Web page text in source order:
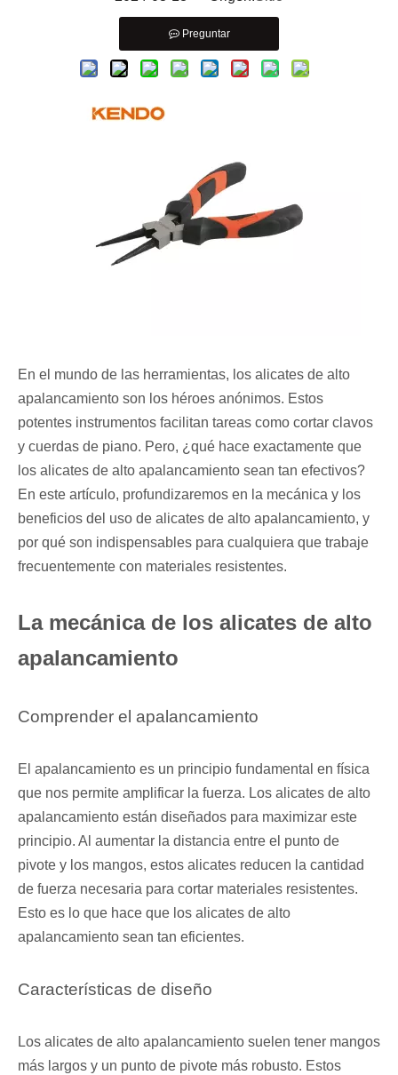
Preguntar
En el mundo de las herramientas, los alicates de alto
apalancamiento son los héroes anónimos. Estos
potentes instrumentos facilitan tareas como cortar clavos
y cuerdas de piano. Pero, ¿qué hace exactamente que
los alicates de alto apalancamiento sean tan efectivos?
En este artículo, profundizaremos en la mecánica y los
beneficios del uso de alicates de alto apalancamiento, y
por qué son indispensables para cualquiera que trabaje
frecuentemente con materiales resistentes.
La mecánica de los alicates de alto
apalancamiento
Comprender el apalancamiento
El apalancamiento es un principio fundamental en física
que nos permite amplificar la fuerza. Los alicates de alto
apalancamiento están diseñados para maximizar este
principio. Al aumentar la distancia entre el punto de
pivote y los mangos, estos alicates reducen la cantidad
de fuerza necesaria para cortar materiales resistentes.
Esto es lo que hace que los alicates de alto
apalancamiento sean tan eficientes.
Características de diseño
Los alicates de alto apalancamiento suelen tener mangos
más largos y un punto de pivote más robusto. Estos